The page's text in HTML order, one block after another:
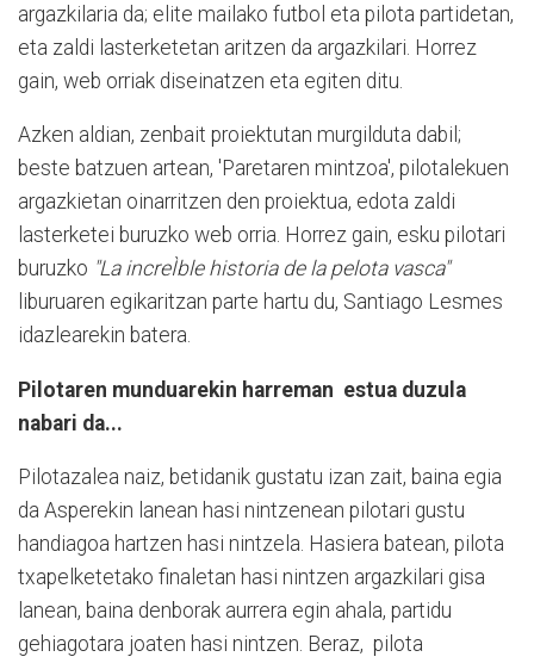
argazkilaria da; elite mailako futbol eta pilota partidetan,
eta zaldi lasterketetan aritzen da argazkilari. Horrez
gain, web orriak diseinatzen eta egiten ditu.
Azken aldian, zenbait proiektutan murgilduta dabil;
beste batzuen artean, 'Paretaren mintzoa', pilotalekuen
argazkietan oinarritzen den proiektua, edota zaldi
lasterketei buruzko web orria. Horrez gain, esku pilotari
buruzko "La increÌble historia de la pelota vasca"
liburuaren egikaritzan parte hartu du, Santiago Lesmes
idazlearekin batera.
Pilotaren munduarekin harreman estua duzula
nabari da...
Pilotazalea naiz, betidanik gustatu izan zait, baina egia
da Asperekin lanean hasi nintzenean pilotari gustu
handiagoa hartzen hasi nintzela. Hasiera batean, pilota
txapelketetako finaletan hasi nintzen argazkilari gisa
lanean, baina denborak aurrera egin ahala, partidu
gehiagotara joaten hasi nintzen. Beraz, pilota